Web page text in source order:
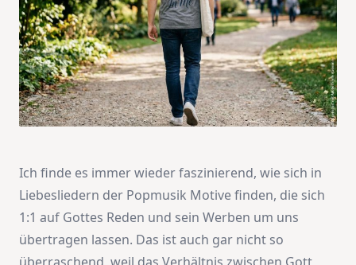
Ich finde es immer wieder faszinierend, wie sich in
Liebesliedern der Popmusik Motive finden, die sich
1:1 auf Gottes Reden und sein Werben um uns
übertragen lassen. Das ist auch gar nicht so